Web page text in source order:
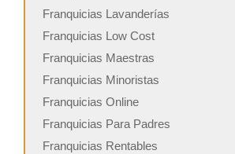
Franquicias Lavanderías
Franquicias Low Cost
Franquicias Maestras
Franquicias Minoristas
Franquicias Online
Franquicias Para Padres
Franquicias Rentables